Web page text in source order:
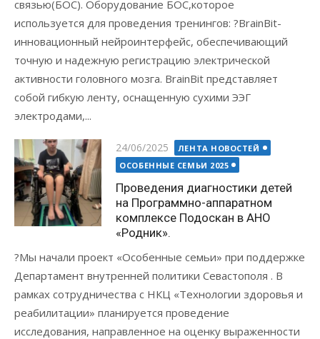
связью(БОС). Оборудование БОС,которое
используется для проведения тренингов: ?BrainBit-
инновационный нейроинтерфейс, обеспечивающий
точную и надежную регистрацию электрической
активности головного мозга. BrainBit представляет
собой гибкую ленту, оснащенную сухими ЭЭГ
электродами,...
Posted
on
24/06/2025
ЛЕНТА НОВОСТЕЙ
ОСОБЕННЫЕ СЕМЬИ 2025
Проведения диагностики детей
на Программно-аппаратном
комплексе Подоскан в АНО
«Родник».
?Мы начали проект «Особенные семьи» при поддержке
Департамент внутренней политики Севастополя . В
рамках сотрудничества с НКЦ «Технологии здоровья и
реабилитации» планируется проведение
исследования, направленное на оценку выраженности